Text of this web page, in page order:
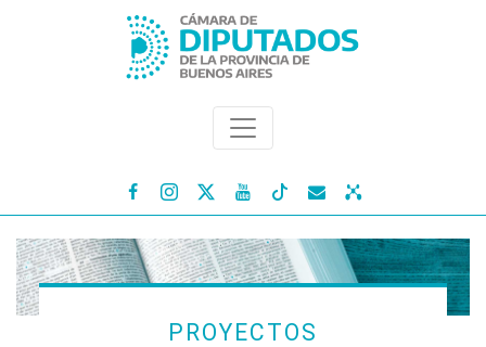
   
PROYECTOS